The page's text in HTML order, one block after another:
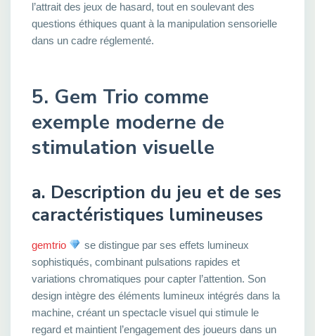
l’attrait des jeux de hasard, tout en soulevant des
questions éthiques quant à la manipulation sensorielle
dans un cadre réglementé.
5. Gem Trio comme
exemple moderne de
stimulation visuelle
a. Description du jeu et de ses
caractéristiques lumineuses
gemtrio
se distingue par ses effets lumineux
sophistiqués, combinant pulsations rapides et
variations chromatiques pour capter l’attention. Son
design intègre des éléments lumineux intégrés dans la
machine, créant un spectacle visuel qui stimule le
regard et maintient l’engagement des joueurs dans un